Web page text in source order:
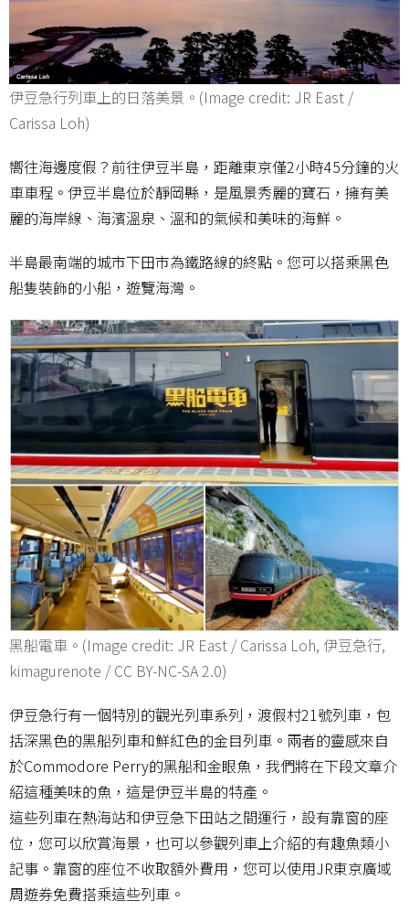
伊豆急行列車上的日落美景。(Image credit: JR East /
Carissa Loh)
嚮往海邊度假？前往伊豆半島，距離東京僅2小時45分鐘的火
車車程。伊豆半島位於靜岡縣，是風景秀麗的寶石，擁有美
麗的海岸線、海濱溫泉、溫和的氣候和美味的海鮮。
半島最南端的城市下田市為鐵路線的終點。您可以搭乘黑色
船隻裝飾的小船，遊覽海灣。
黑船電車。(Image credit: JR East / Carissa Loh, 伊豆急行,
kimagurenote / CC BY-NC-SA 2.0)
伊豆急行有一個特別的觀光列車系列，渡假村21號列車，包
括深黑色的黑船列車和鮮紅色的金目列車。兩者的靈感來自
於Commodore Perry的黑船和金眼魚，我們將在下段文章介
紹這種美味的魚，這是伊豆半島的特產。
這些列車在熱海站和伊豆急下田站之間運行，設有靠窗的座
位，您可以欣賞海景，也可以參觀列車上介紹的有趣魚類小
記事。靠窗的座位不收取額外費用，您可以使用JR東京廣域
周遊券免費搭乘這些列車。